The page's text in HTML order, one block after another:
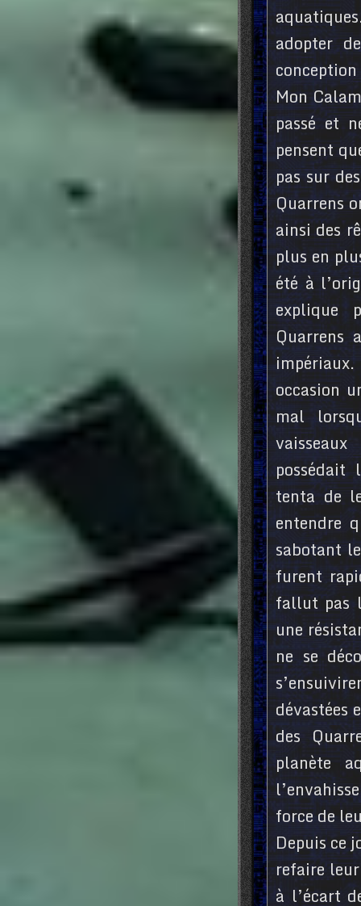
adopter
Mon
passé et
pensent
pas sur
Quarrens
ainsi des
plus en
été à
explique
Quarrens
impériaux.
occasion
mal
tenta de
entendre
sabotant
furent
fallut pas
une
ne se
dévastées
des
planète
force de
Depuis ce
refaire
à l’écart